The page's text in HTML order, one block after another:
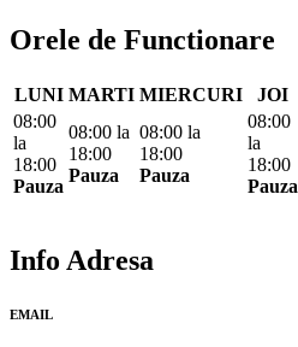
Orele de Functionare
LUNI MARTI MIERCURI JOI
08:00
la
18:00
Pauza
08:00 la
18:00
Pauza
08:00 la
18:00
Pauza
08:00
la
18:00
Pauza
Info Adresa
EMAIL